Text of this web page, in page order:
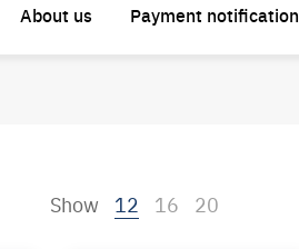
About us Payment notification
Show 12 16 20